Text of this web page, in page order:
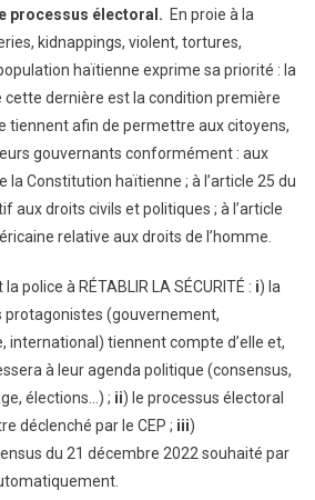
processus électoral. En proie à la
kidnappings, violent, tortures,
haïtienne exprime sa priorité : la
cette dernière est la condition première
tiennent afin de permettre aux citoyens,
gouvernants conformément : aux
la Constitution haïtienne ; à l’article 25 du
aux droits civils et politiques ; à l’article
relative aux droits de l’homme.
police à RÉTABLIR LA SÉCURITÉ : i) la
protagonistes (gouvernement,
international) tiennent compte d’elle et,
à leur agenda politique (consensus,
élections…) ; ii) le processus électoral
déclenché par le CEP ; iii)
du 21 décembre 2022 souhaité par